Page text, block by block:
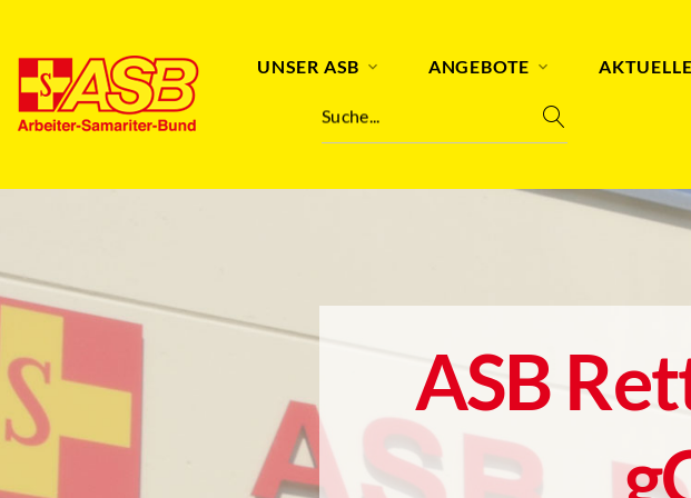
UNSER ASB ANGEBOTE
Suche...
ASB